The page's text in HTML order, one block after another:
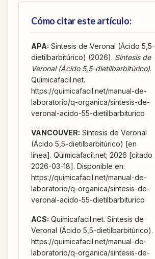
Cómo citar este artículo:
APA: Síntesis de Veronal (Ácido 5,5-
dietilbarbitúrico) (2026). Síntesis de
Veronal (Ácido 5,5-dietilbarbitúrico).
Quimicafacil.net.
https://quimicafacil.net/manual-de-
laboratorio/q-organica/sintesis-de-
veronal-acido-55-dietilbarbiturico
VANCOUVER: Síntesis de Veronal
(Ácido 5,5-dietilbarbitúrico) [en
línea]. Quimicafacil.net; 2026 [citado
2026-03-18]. Disponible en:
https://quimicafacil.net/manual-de-
laboratorio/q-organica/sintesis-de-
veronal-acido-55-dietilbarbiturico
ACS: Quimicafacil.net. Síntesis de
Veronal (Ácido 5,5-dietilbarbitúrico).
https://quimicafacil.net/manual-de-
laboratorio/q-organica/sintesis-de-